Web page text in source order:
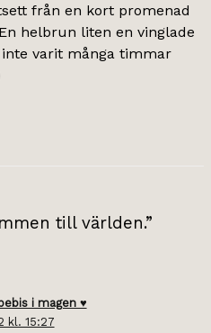
från en kort promenad
helbrun liten en vinglade
varit många timmar
till världen.”
i magen ♥
kl. 15:27